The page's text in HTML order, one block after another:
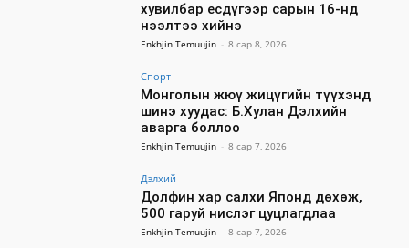
хувилбар есдүгээр сарын 16-нд
нээлтээ хийнэ
Enkhjin Temuujin - 8 сар 8, 2026
Спорт
Монголын жюү жицүгийн түүхэнд
шинэ хуудас: Б.Хулан Дэлхийн
аварга боллоо
Enkhjin Temuujin - 8 сар 7, 2026
Дэлхий
Долфин хар салхи Японд дөхөж,
500 гаруй нислэг цуцлагдлаа
Enkhjin Temuujin - 8 сар 7, 2026